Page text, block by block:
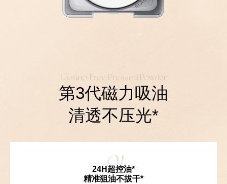
Lasting Free Pressed Powder
第3代磁力吸油
清透不压光*
01
24H超控油*
精准狙油不拔干*